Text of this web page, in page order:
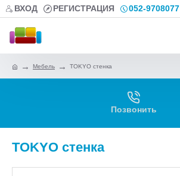
ВХОД РЕГИСТРАЦИЯ 052-9708077
Мебель TOKYO стенка
Позвонить
TOKYO стенка